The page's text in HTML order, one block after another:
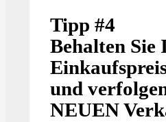
Tipp #4
Behalten Sie
und
NEUEN